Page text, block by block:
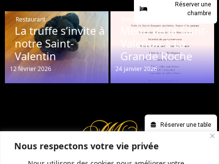
Nous respectons votre vie privée
Réserver une table
Réserver une
chambre
Restaurant
La truffe s’invite à
notre Saint-
Valentin
12 février 2026
Menu de la Saint-
Valentin à La
Grande Roche
24 janvier 2026